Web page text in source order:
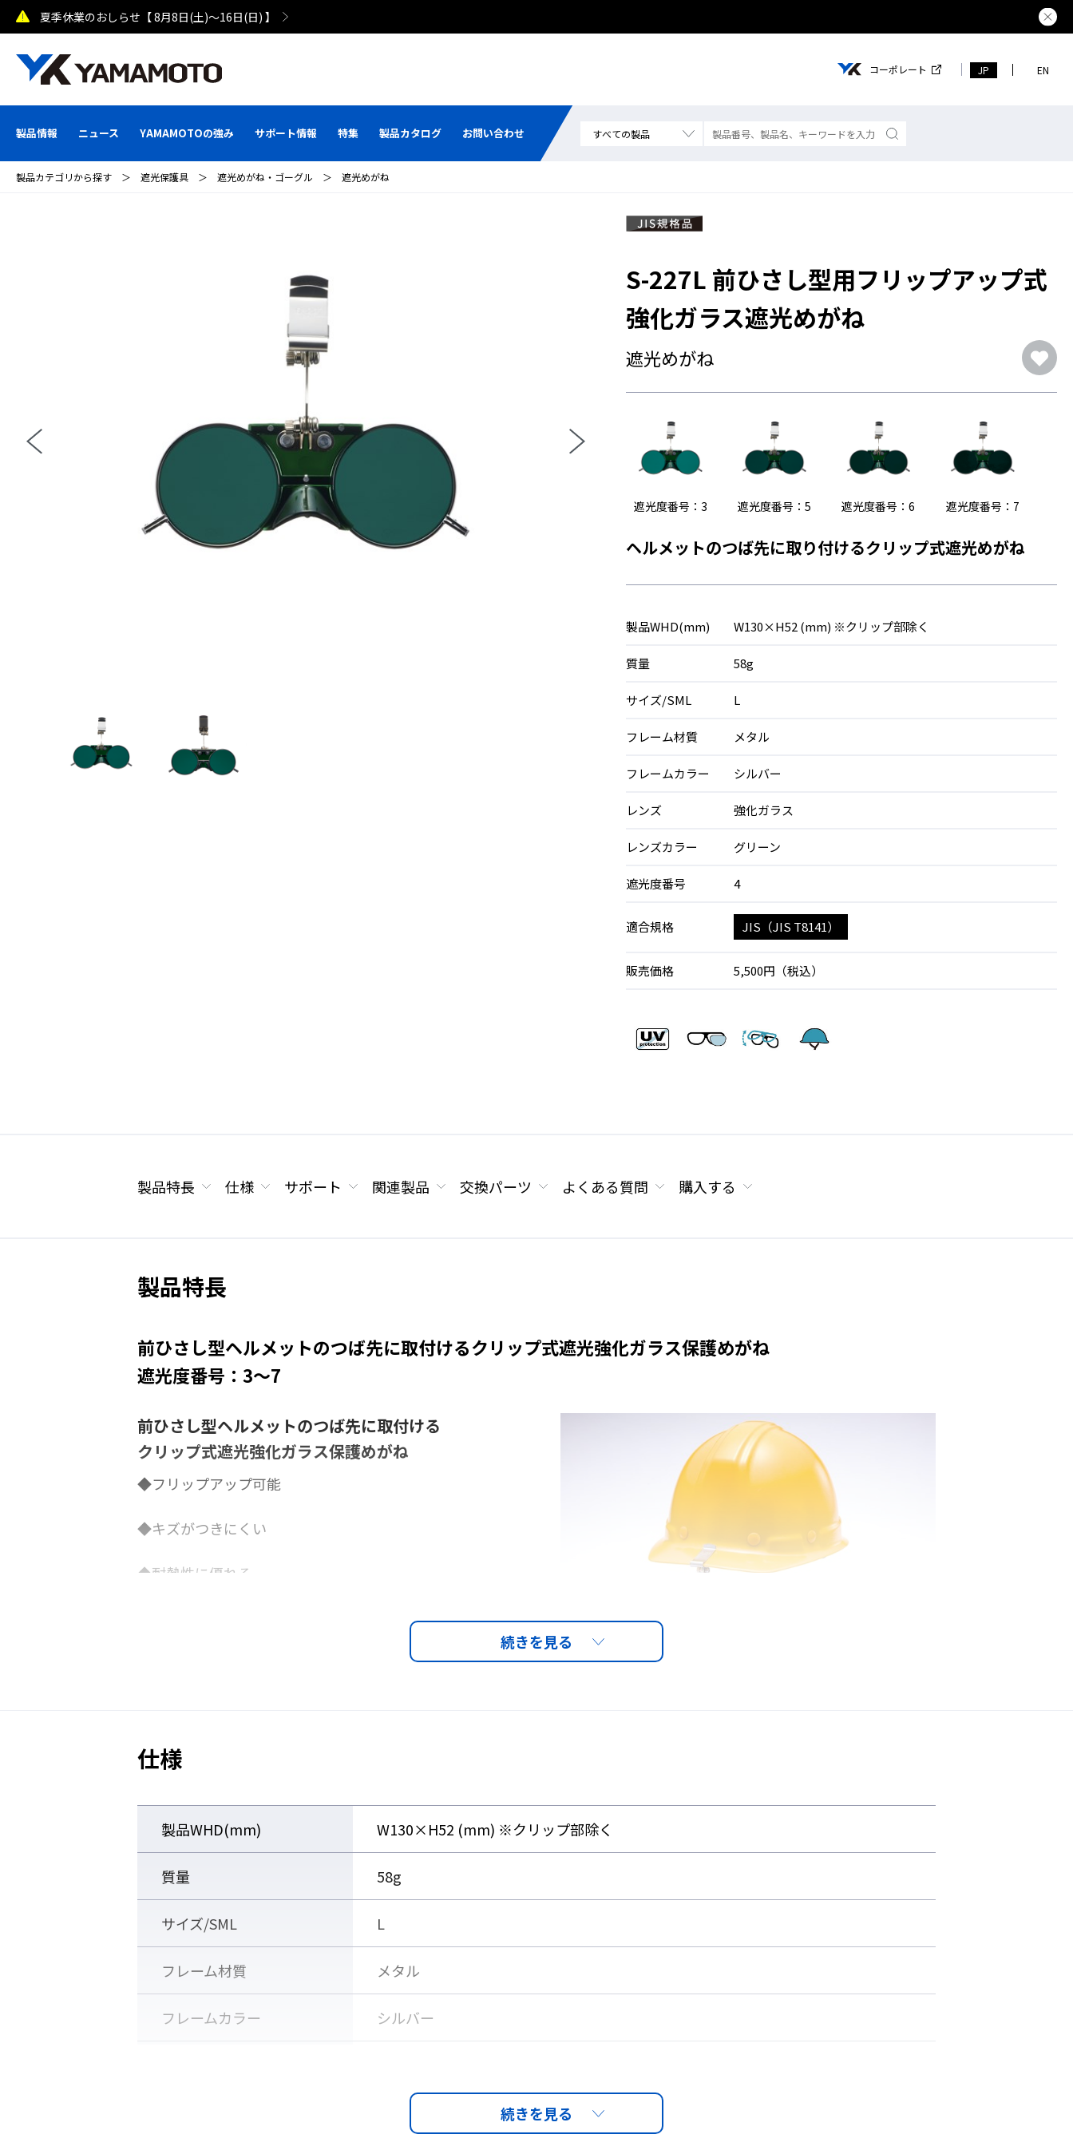
熊本県で発生した地震による配送への影響について 夏季休
コーポレート JP EN
製品情報 ニュース YAMAMOTOの強み サポート情報 特集 製品カタログ お問い合わせ
製品カテゴリから探す ＞ 遮光保護具 ＞ 遮光めがね・ゴーグル ＞ 遮光めがね
S-227L 前ひさし型用フリップアップ式
強化ガラス遮光めがね
遮光めがね
遮光度番号：3 遮光度番号：5 遮光度番号：6 遮光度番号：7
ヘルメットのつば先に取り付けるクリップ式遮光めがね
製品WHD(mm) W130×H52 (mm) ※クリップ部除く
質量 58g
サイズ/SML L
フレーム材質 メタル
フレームカラー シルバー
レンズ 強化ガラス
レンズカラー グリーン
遮光度番号 4
適合規格 JIS（JIS T8141）
販売価格 5,500円（税込）
製品特長 仕様 サポート 関連製品 交換パーツ よくある質問 購入する
製品特長
前ひさし型ヘルメットのつば先に取付けるクリップ式遮光強化ガラス保護めがね
遮光度番号：3～7
前ひさし型ヘルメットのつば先に取付ける
クリップ式遮光強化ガラス保護めがね
◆フリップアップ可能
◆キズがつきにくい
◆耐熱性に優れる
◆レンズ交換可
ンズ別売）
有害な紫外線(380nm以下)を99.9%以上カット。
顔のカーブにフィットしたフレーム設計で、隙間から入っ
仕様
製品WHD(mm) W130×H52 (mm) ※クリップ部除く
質量 58g
サイズ/SML L
フレーム材質 メタル
フレームカラー シルバー